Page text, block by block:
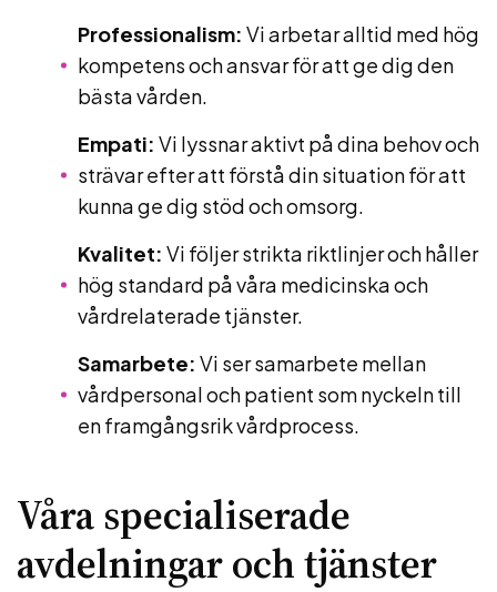
Professionalism: Vi arbetar alltid med hög
kompetens och ansvar för att ge dig den
bästa vården.
Empati: Vi lyssnar aktivt på dina behov och
strävar efter att förstå din situation för att
kunna ge dig stöd och omsorg.
Kvalitet: Vi följer strikta riktlinjer och håller
hög standard på våra medicinska och
vårdrelaterade tjänster.
Samarbete: Vi ser samarbete mellan
vårdpersonal och patient som nyckeln till
en framgångsrik vårdprocess.
Våra specialiserade
avdelningar och tjänster